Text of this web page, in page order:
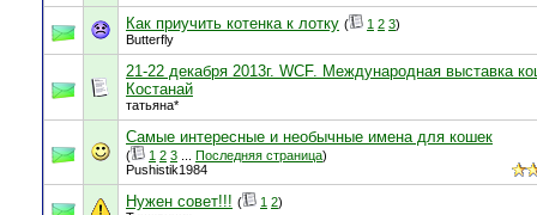
Как приучить котенка к лотку ( 1 2 3)
Butterfly
21-22 декабря 2013г. WCF. Международная выставка
Костанай
татьяна*
Самые интересные и необычные имена для кошек
( 1 2 3 Последняя страница)
Pushistik1984
Нужен совет!!! ( 1 2)